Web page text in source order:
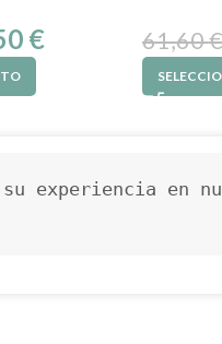
€ 61,60€
experiencia en